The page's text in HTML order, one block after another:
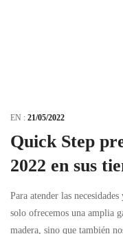
EN : 21/05/2022
Quick Step
2022 en sus
Para atender las
solo ofrecemos una amplia
madera, sino que también